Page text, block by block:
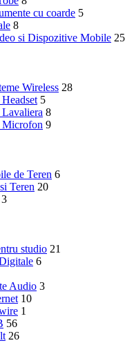
cu coarde 5
8
si Dispozitive Mobile 25
Wireless 28
5
Lavaliera 8
Microfon 9
de Teren 6
Teren 20
3
studio 21
6
Audio 3
10
1
56
26